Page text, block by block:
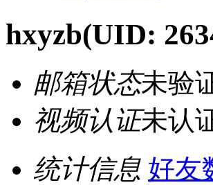
hxyzb(UID:
邮箱状态未验
视频认证未认
统计信息 好友